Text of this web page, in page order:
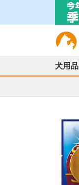
犬用品